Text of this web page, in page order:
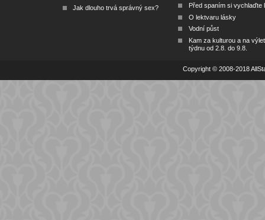
Jak dlouho trvá správný sex?
Před spaním si vychlaďte
O lektvaru lásky
Vodní půst
Kam za kulturou a na
týdnu od 2.8. do 9.8.
Copyright © 2008-2018